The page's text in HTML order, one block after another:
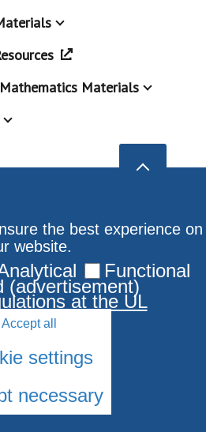
Materials
Latvia. All rights reserved.
the best experience on
website.
Functional
(advertisement)
at the UL
Accept all
settings
necessary